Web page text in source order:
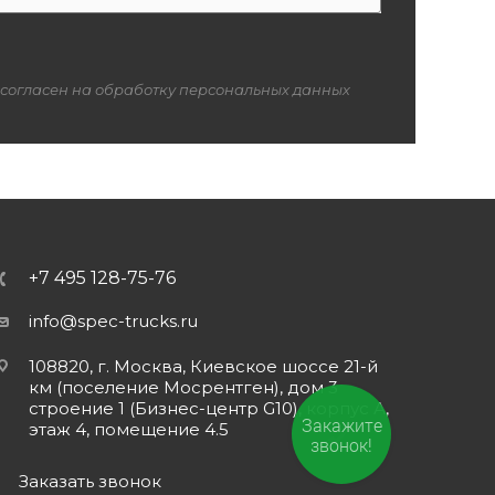
на обработку персональных данных
+7 495 128-75-76
info@spec-trucks.ru
108820, г. Москва, Киевское шоссе 21-й
км (поселение Мосрентген), дом 3
строение 1 (Бизнес-центр G10), корпус А,
этаж 4, помещение 4.5
Заказать звонок
Закажите
звонок!